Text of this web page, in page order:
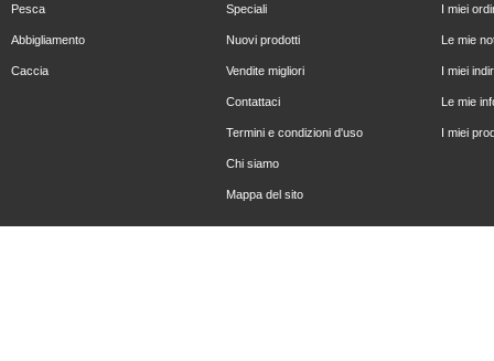
Pesca
Abbigliamento
Caccia
Speciali
Nuovi prodotti
Vendite migliori
Contattaci
Termini e condizioni d'uso
Chi siamo
Mappa del sito
I miei
Le mie
I miei
Le mie
I miei